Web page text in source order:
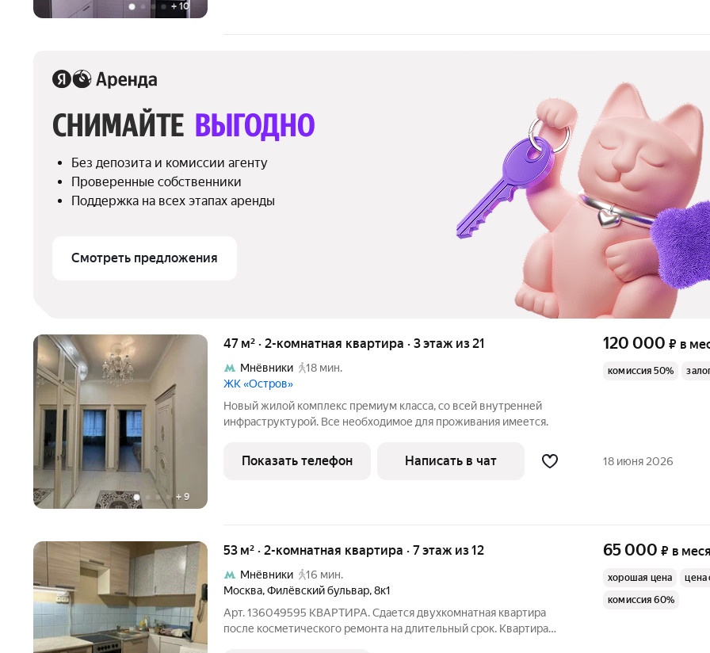
+ 10
СНИМАЙТЕ ВЫГОДНО
Без депозита и комиссии агенту
Проверенные собственники
Поддержка на всех этапах аренды
Смотреть предложения
+ 9
47 м² · 2-комнатная квартира · 3 этаж из 21
Мнёвники
18 мин.
ЖК «Остров»
Новый жилой комплекс премиум класса, со всей внутренней
инфраструктурой. Все необходимое для проживания имеется.
120 000 ₽ в
комиссия 50%
Показать телефон Написать в чат 18 июня 2026
53 м² · 2-комнатная квартира · 7 этаж из 12
Мнёвники
16 мин.
Москва,Филёвский бульвар,8к1
Арт. 136049595 КВАРТИРА. Сдается двухкомнатная квартира
после косметического ремонта на длительный срок. Квартира
65 000 ₽ в
хорошая цена
цена
комиссия 60%